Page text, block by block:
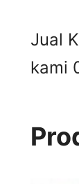
Jual
kami